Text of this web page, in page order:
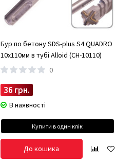
Бур по бетону SDS-plus S4 QUADRO
10x110мм в тубі Alloid (CH-10110)
0
36 грн.
В наявності
Купити в один клік
До кошика